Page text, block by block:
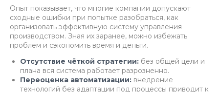
Опыт показывает, что многие компании допускают
сходные ошибки при попытке разобраться, как
организовать эффективную систему управления
производством. Зная их заранее, можно избежать
проблем и сэкономить время и деньги.
Отсутствие чёткой стратегии: без общей цели и
плана вся система работает разрозненно.
Переоценка автоматизации: внедрение
технологий без адаптации под процессы приводит к